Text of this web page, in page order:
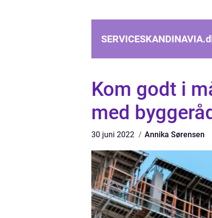
SERVICESKANDINAVIA.
Kom godt i
med
30 juni 2022 Annika Sørensen